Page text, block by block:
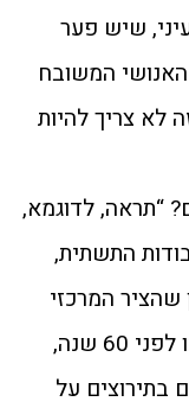
שיש פער
האנושי המשובח
לא צריך להיות
“תראה, לדוגמא,
התשתית,
המרכזי
של העיר חסום! מרכז העיר נראה כמו לפני 60 שנה,
בתירוצים על